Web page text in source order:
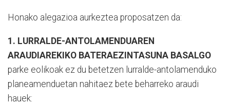
Honako alegazioa aurkeztea proposatzen da:
1. LURRALDE-ANTOLAMENDUAREN
ARAUDIAREKIKO BATERAEZINTASUNA BASALGO
parke eolikoak ez du betetzen lurralde-antolamenduko
planeamenduetan nahitaez bete beharreko araudi
hauek: